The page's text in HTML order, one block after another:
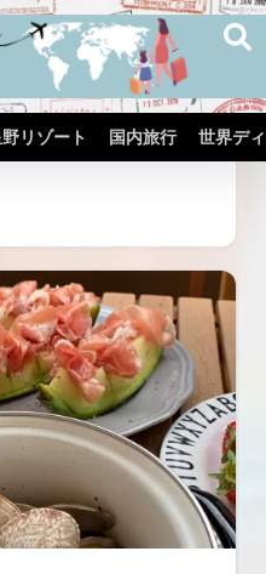
リゾート 国内旅行 世界デ